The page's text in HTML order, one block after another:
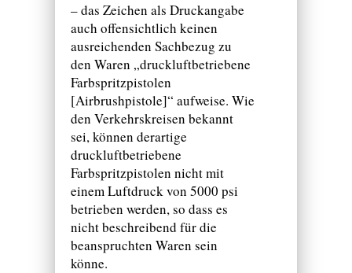
– das Zeichen als Druckangabe
auch offensichtlich keinen
ausreichenden Sachbezug zu
den Waren „druckluftbetriebene
Farbspritzpistolen
[Airbrushpistole]“ aufweise. Wie
den Verkehrskreisen bekannt
sei, können derartige
druckluftbetriebene
Farbspritzpistolen nicht mit
einem Luftdruck von 5000 psi
betrieben werden, so dass es
nicht beschreibend für die
beanspruchten Waren sein
könne.